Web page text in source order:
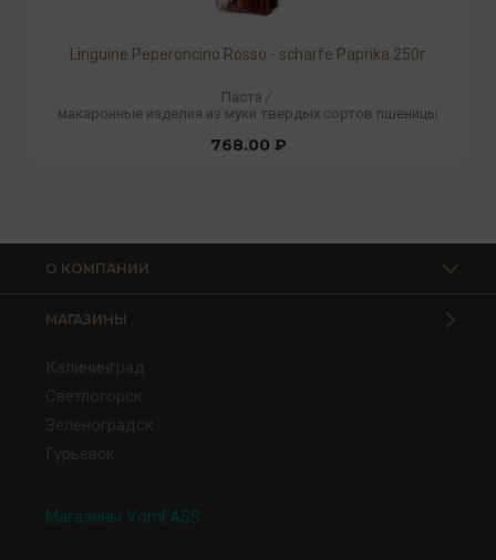
Linguine Peperoncino Rosso - scharfe Paprika 250г
Паста /
макаронные изделия из муки твердых сортов пшеницы
768.00 ₽
О КОМПАНИИ
МАГАЗИНЫ
Калининград
Светлогорск
Зеленоградск
Гурьевск
Магазины VomFASS